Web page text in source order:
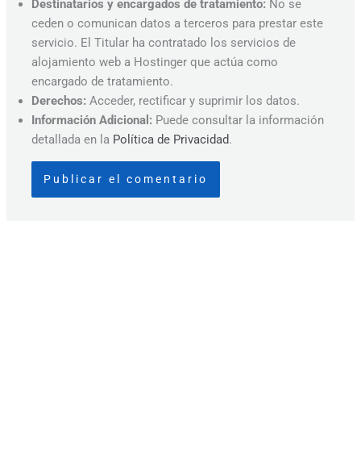
Destinatarios y encargados de tratamiento: No se
ceden o comunican datos a terceros para prestar este
servicio. El Titular ha contratado los servicios de
alojamiento web a Hostinger que actúa como
encargado de tratamiento.
Derechos: Acceder, rectificar y suprimir los datos.
Información Adicional: Puede consultar la información
detallada en la Política de Privacidad.